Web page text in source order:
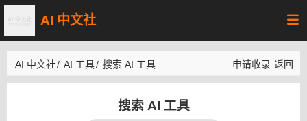
AI 中文社
AI 中文社/ AI 工具/ 搜索 AI 工具 申请收录 返回
搜索 AI 工具